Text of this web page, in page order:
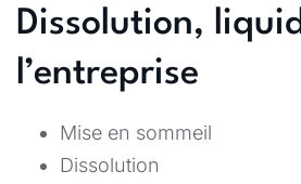
Dissolution,
l’entreprise
Mise en sommeil
Dissolution